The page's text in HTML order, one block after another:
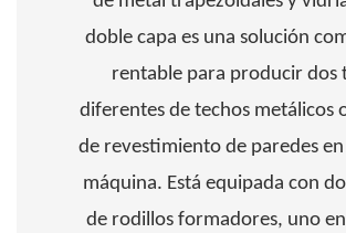
doble capa es una solución
rentable para producir dos
diferentes de techos metálicos
de revestimiento de paredes en
máquina. Está equipada con
de rodillos formadores, uno